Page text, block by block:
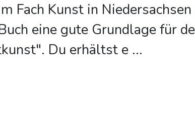
Fach Kunst in
eine gute Grundlage für
Du erhältst e...